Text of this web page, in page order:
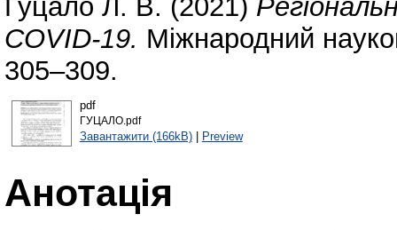
Гуцало Л. В. (2021)
COVID-19. Міжнародний
305–309.
pdf
ГУЦАЛО.pdf
Завантажити (166kB)| Preview
Анотація